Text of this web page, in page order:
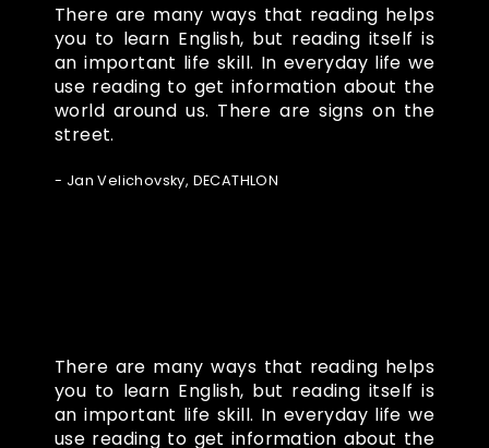
There are many ways that reading helps
you to learn English, but reading itself is
an important life skill. In everyday life we
use reading to get information about the
world around us. There are signs on the
street.
- Jan Velichovsky, DECATHLON
There are many ways that reading helps
you to learn English, but reading itself is
an important life skill. In everyday life we
use reading to get information about the